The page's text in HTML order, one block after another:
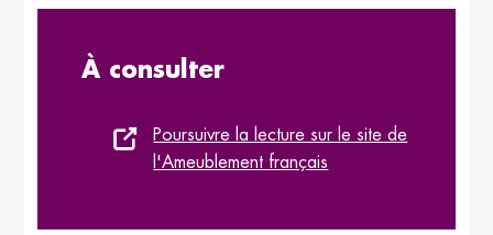
À consulter
Poursuivre la lecture sur le site de
l'Ameublement français